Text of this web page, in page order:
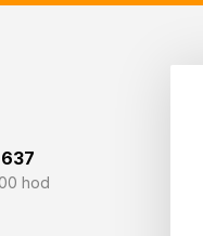
hod